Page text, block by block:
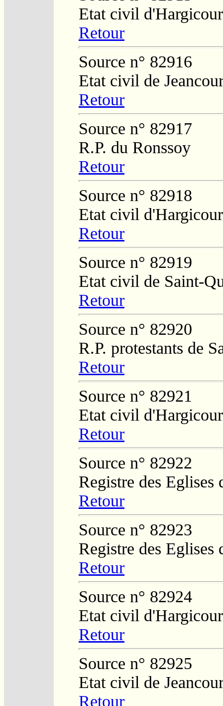
Etat civil
Retour
Source n° 82916
Etat civil de
Retour
Source n° 82917
R.P. du Ronssoy
Retour
Source n° 82918
Etat civil
Retour
Source n° 82919
Etat civil de Saint-
Retour
Source n° 82920
R.P. protestants de
Retour
Source n° 82921
Etat civil
Retour
Source n° 82922
Registre des Eglises
Retour
Source n° 82923
Registre des Eglises
Retour
Source n° 82924
Etat civil
Retour
Source n° 82925
Etat civil de
Retour